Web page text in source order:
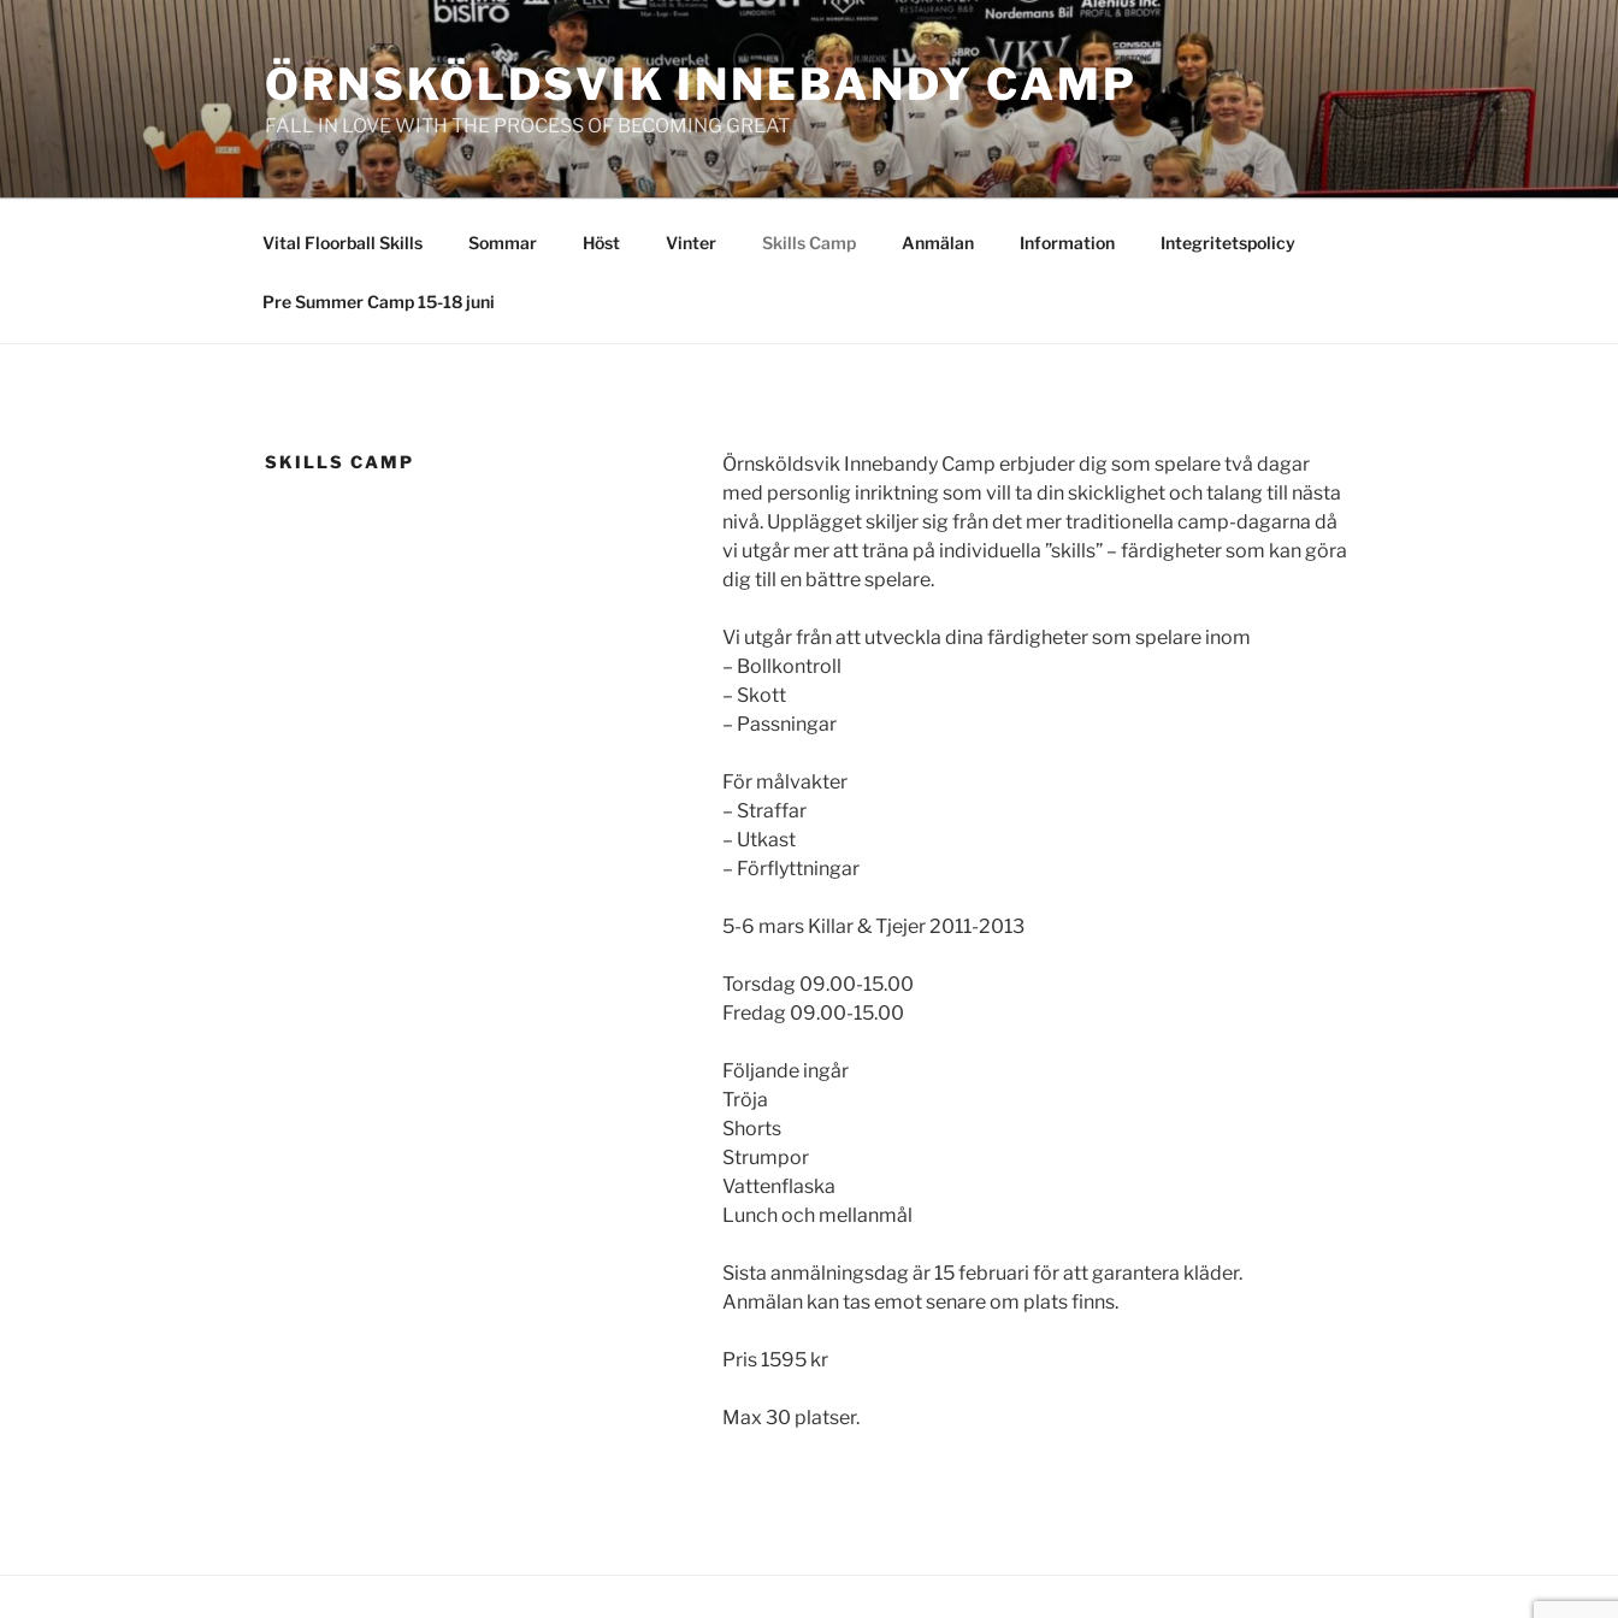
Hoppa
till
innehåll
ÖRNSKÖLDSVIK INNEBANDY CAMP
FALL IN LOVE WITH THE PROCESS OF BECOMING GREAT
Vital Floorball Skills Sommar Höst Vinter Skills Camp Anmälan Information Integritetspolicy
Pre Summer Camp 15-18 juni
SKILLS CAMP
Örnsköldsvik Innebandy Camp erbjuder dig som spelare två dagar
med personlig inriktning som vill ta din skicklighet och talang till nästa
nivå. Upplägget skiljer sig från det mer traditionella camp-dagarna då
vi utgår mer att träna på individuella ”skills” – färdigheter som kan göra
dig till en bättre spelare.
Vi utgår från att utveckla dina färdigheter som spelare inom
– Bollkontroll
– Skott
– Passningar
För målvakter
– Straffar
– Utkast
– Förflyttningar
5-6 mars Killar & Tjejer 2011-2013
Torsdag 09.00-15.00
Fredag 09.00-15.00
Följande ingår
Tröja
Shorts
Strumpor
Vattenflaska
Lunch och mellanmål
Sista anmälningsdag är 15 februari för att garantera kläder.
Anmälan kan tas emot senare om plats finns.
Pris 1595 kr
Max 30 platser.